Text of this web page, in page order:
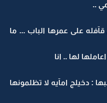
..
على عمرها الباب ... ما
لها .. انا
: دخيلج امآيه لا تظلمونها